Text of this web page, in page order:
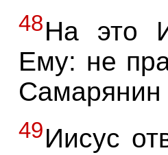
48На это
Ему: не
Самарянин
49Иисус